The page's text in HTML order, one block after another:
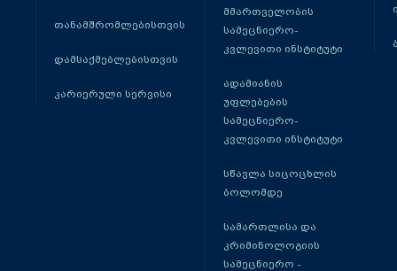
თანამშრომლებისთვის
დამსაქმებლებისთვის
კარიერული სერვისი
მმართველობის
სამეცნიერო-
კვლევითი ინსტიტუტი
ადამიანის
უფლებების
სამეცნიერო-
კვლევითი ინსტიტუტი
სწავლა სიცოცხლის
ბოლომდე
სამართლისა და
კრიმინოლოგიის
სამეცნიერო -